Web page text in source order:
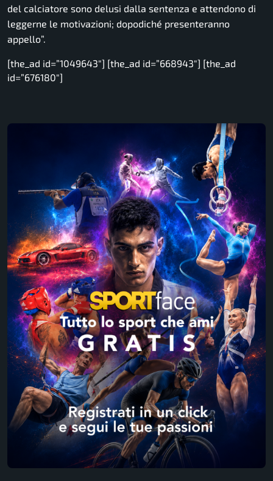
del calciatore sono delusi dalla sentenza e attendono di
leggerne le motivazioni; dopodiché presenteranno
appello”.
[the_ad id=”1049643″] [the_ad id=”668943″] [the_ad
id=”676180″]